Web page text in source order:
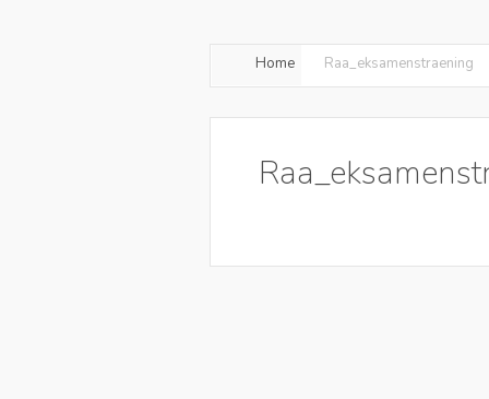
Home Raa_eksamenstraening